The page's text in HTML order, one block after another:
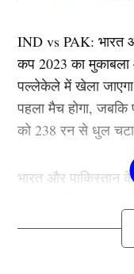
IND vs PAK: भारत
कप 2023 का
पल्लेकेले में खेला
पहला मैच होगा,
को 238 रन से धुल
भारत और पाकिस्तान
जिनमें से अधिक बार यह
बल्लेबाजों ने जीती।